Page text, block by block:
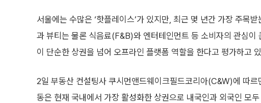
서울에는 수많은 ‘핫플레이스’가 있지만, 최근 몇 년간 가장 주목
과 뷰티는 물론 식음료(F&B)와 엔터테인먼트 등 소비자의 관심이
이 단순한 상권을 넘어 오프라인 플랫폼 역할을 한다고 평가하고
2일 부동산 컨설팅사 쿠시먼앤드웨이크필드코리아(C&W)에 따르
동은 현재 국내에서 가장 활성화한 상권으로 내국인과 외국인 모